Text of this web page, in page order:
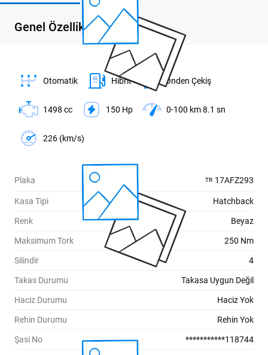
Genel Özellikler
Otomatik Hibrit Önden Çekiş
1498 cc 150 Hp 0-100 km 8.1 sn
226 (km/s)
Plaka TR 17AFZ293
Kasa Tipi Hatchback
Renk Beyaz
Maksimum Tork 250 Nm
Silindir 4
Takas Durumu Takasa Uygun Değil
Haciz Durumu Haciz Yok
Rehin Durumu Rehin Yok
Şasi No ***********118744